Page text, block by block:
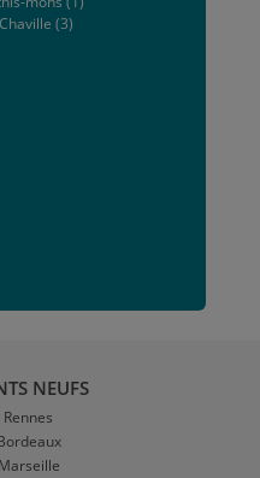
(3)
NEUFS